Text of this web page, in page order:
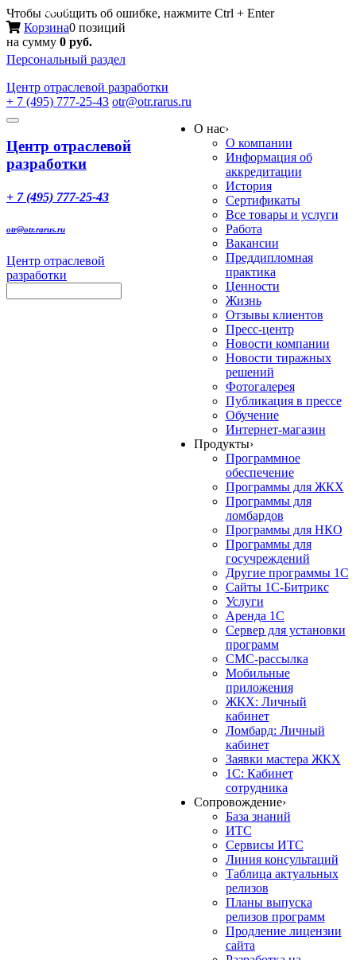
Чтобы сообщить об ошибке, нажмите Ctrl + Enter
Корзина0 позиций
на сумму 0 руб.
Персональный раздел
Центр отраслевой разработки
+ 7 (495) 777-25-43 otr@otr.rarus.ru
Toggle
Меню
Центр отраслевой
разработки
+ 7 (495) 777-25-43
otr@otr.rarus.ru
Центр отраслевой
разработки
О нас›
О компании
Информация об
аккредитации
История
Сертификаты
Все товары и услуги
Работа
Вакансии
Преддипломная
практика
Ценности
Жизнь
Отзывы клиентов
Пресс-центр
Новости компании
Новости тиражных
решений
Фотогалерея
Публикация в прессе
Обучение
Интернет-магазин
Продукты›
Программное
обеспечение
Программы для ЖКХ
Программы для
ломбардов
Программы для НКО
Программы для
госучреждений
Другие программы 1С
Сайты 1С-Битрикс
Услуги
Аренда 1С
Сервер для установки
программ
СМС-рассылка
Мобильные
приложения
ЖКХ: Личный
кабинет
Ломбард: Личный
кабинет
Заявки мастера ЖКХ
1С: Кабинет
сотрудника
Сопровождение›
База знаний
ИТС
Сервисы ИТС
Линия консультаций
Таблица актуальных
релизов
Планы выпуска
релизов программ
Продление лицензии
сайта